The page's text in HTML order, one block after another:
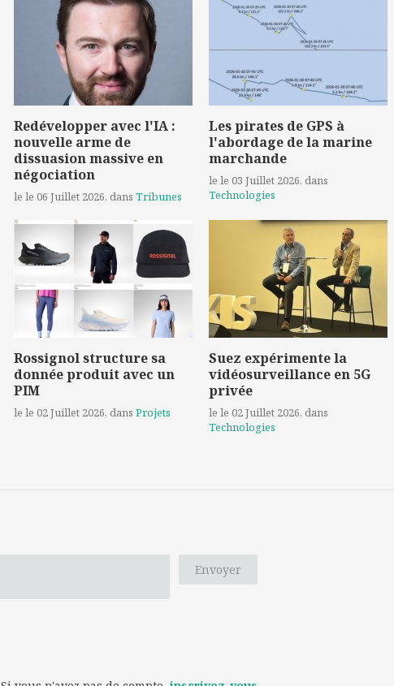
Redévelopper avec l'IA :
nouvelle arme de
dissuasion massive en
négociation
le le 06 Juillet 2026, dans Tribunes
Les pirates de GPS à
l'abordage de la marine
marchande
le le 03 Juillet 2026, dans
Technologies
Rossignol structure sa
donnée produit avec un
PIM
le le 02 Juillet 2026, dans Projets
Suez expérimente la
vidéosurveillance en 5G
privée
le le 02 Juillet 2026, dans
Technologies
Envoyer